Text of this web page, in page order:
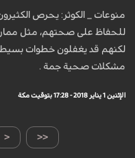
منوعات _ الكوثر: يحرص
للحفاظ على صحتهم، مثل
لكنهم قد يغفلون خطوات
مشكلات صحية جمة .
الإثنين 1 يناير 2018 - 17:28 بتوقيت مكة
< <<